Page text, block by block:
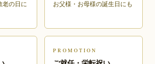
老の日に
お父様・お母様の誕生日にも
PROMOTION